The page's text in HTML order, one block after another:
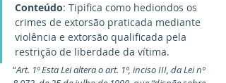
Conteúdo: Tipifica como hediondos os
crimes de extorsão praticada mediante
violência e extorsão qualificada pela
restrição de liberdade da vítima.
“Art. 1º Esta Lei altera o art. 1º, inciso III, da Lei nº